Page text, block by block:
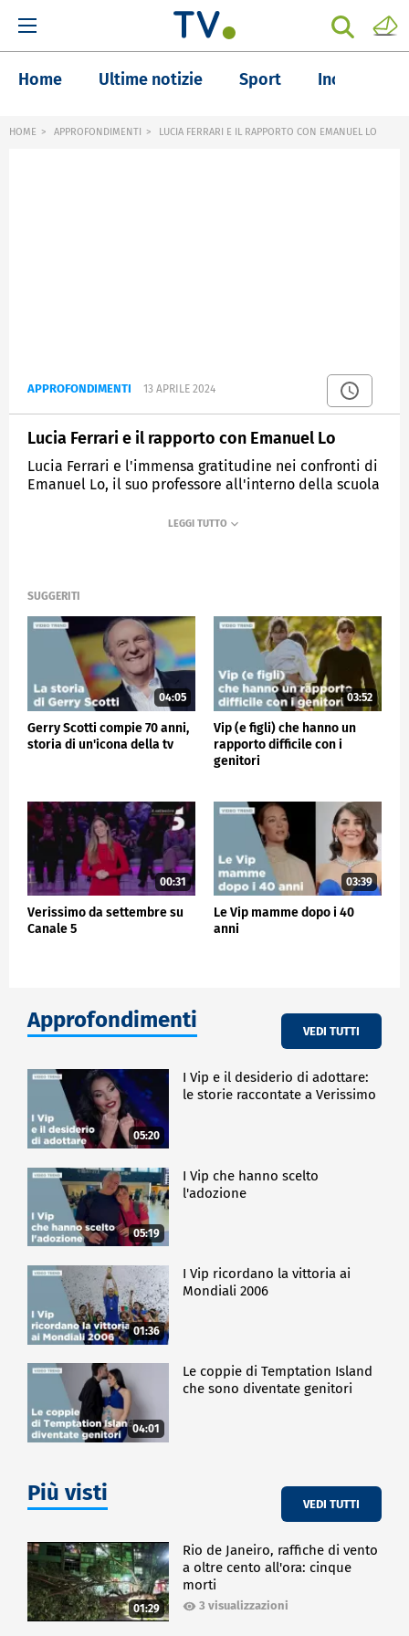
Home Ultime notizie Sport Inchieste
HOME APPROFONDIMENTI LUCIA FERRARI E IL RAPPORTO CON EMANUEL LO
APPROFONDIMENTI 13 APRILE 2024
Lucia Ferrari e il rapporto con Emanuel Lo
Lucia Ferrari e l'immensa gratitudine nei confronti di
Emanuel Lo, il suo professore all'interno della scuola
SUGGERITI
04:05
Gerry Scotti compie 70 anni,
storia di un'icona della tv
03:52
Vip (e figli) che hanno un
rapporto difficile con i
genitori
00:31
Verissimo da settembre su
Canale 5
03:39
Le Vip mamme dopo i 40
anni
Approfondimenti VEDI TUTTI
05:20
I Vip e il desiderio di adottare:
le storie raccontate a Verissimo
05:19
I Vip che hanno scelto
l'adozione
01:36
I Vip ricordano la vittoria ai
Mondiali 2006
04:01
Le coppie di Temptation Island
che sono diventate genitori
Più visti VEDI TUTTI
01:29
Rio de Janeiro, raffiche di vento
a oltre cento all'ora: cinque
morti
3 visualizzazioni